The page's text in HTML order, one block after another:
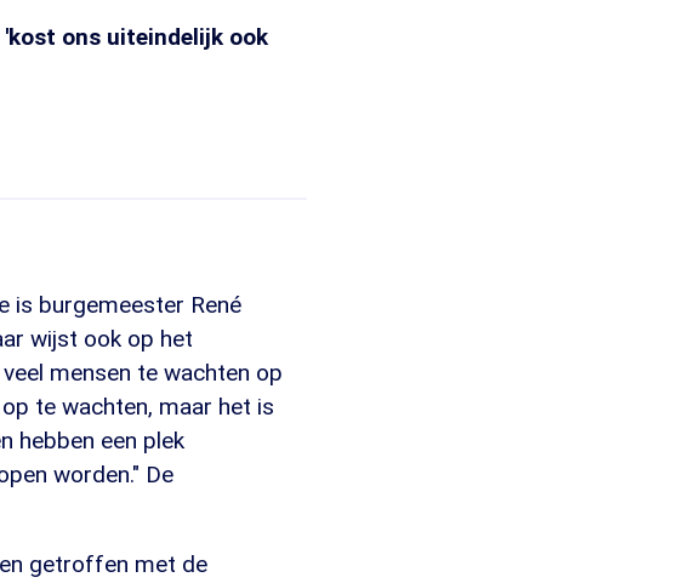
ons uiteindelijk ook
is burgemeester René
wijst ook op het
mensen te wachten op
te wachten, maar het is
hebben een plek
worden." De
getroffen met de